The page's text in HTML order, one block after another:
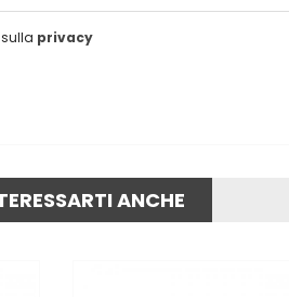
privacy
ANCHE